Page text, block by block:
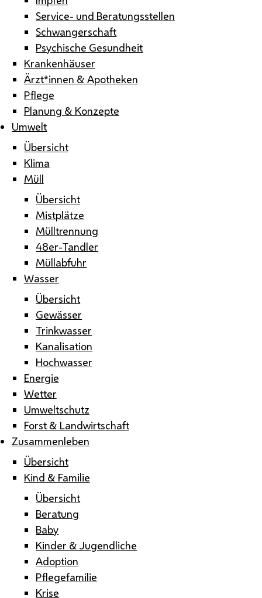
Service- und Beratungsstellen
Schwangerschaft
Psychische Gesundheit
Krankenhäuser
Ärzt*innen & Apotheken
Pflege
Planung & Konzepte
Umwelt
Übersicht
Klima
Müll
Übersicht
Mistplätze
Mülltrennung
48er-Tandler
Müllabfuhr
Wasser
Übersicht
Gewässer
Trinkwasser
Kanalisation
Hochwasser
Energie
Wetter
Umweltschutz
Forst & Landwirtschaft
Zusammenleben
Übersicht
Kind & Familie
Übersicht
Beratung
Baby
Kinder & Jugendliche
Adoption
Pflegefamilie
Krise